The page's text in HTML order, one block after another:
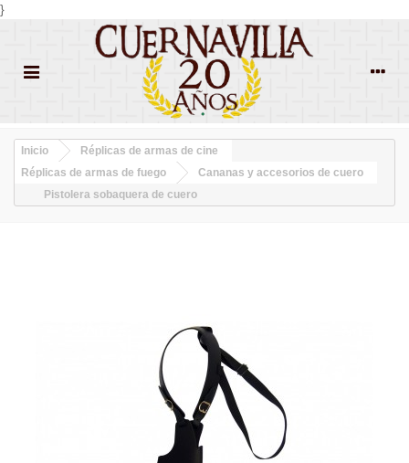
}
Inicio
Réplicas de armas de cine
Réplicas de armas de fuego
Cananas y accesorios de cuero
Pistolera sobaquera de cuero